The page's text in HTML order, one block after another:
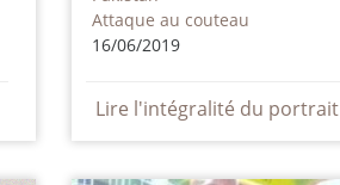
Attaque au couteau
16/06/2019
Lire l'intégralité du portrait